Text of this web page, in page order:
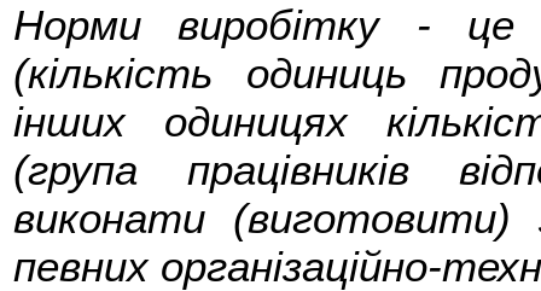
Норми виробітку - це
(кількість одиниць
інших одиницях
(група працівників
виконати (виготовити)
певних організаційно-